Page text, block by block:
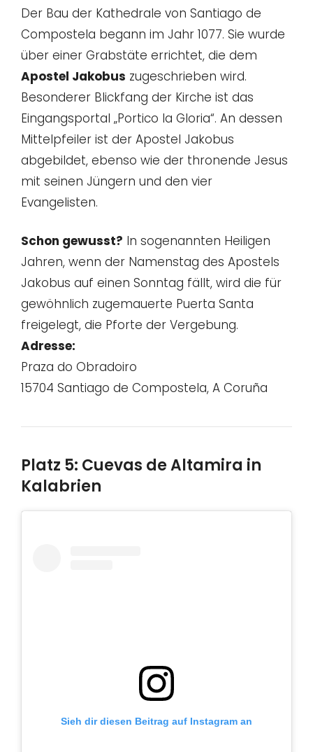
Der Bau der Kathedrale von Santiago de
Compostela begann im Jahr 1077. Sie wurde
über einer Grabstäte errichtet, die dem
Apostel Jakobus zugeschrieben wird.
Besonderer Blickfang der Kirche ist das
Eingangsportal „Portico la Gloria“. An dessen
Mittelpfeiler ist der Apostel Jakobus
abgebildet, ebenso wie der thronende Jesus
mit seinen Jüngern und den vier
Evangelisten.
Schon gewusst? In sogenannten Heiligen
Jahren, wenn der Namenstag des Apostels
Jakobus auf einen Sonntag fällt, wird die für
gewöhnlich zugemauerte Puerta Santa
freigelegt, die Pforte der Vergebung.
Adresse:
Praza do Obradoiro
15704 Santiago de Compostela, A Coruña
Platz 5: Cuevas de Altamira in
Kalabrien
Sieh dir diesen Beitrag auf Instagram an